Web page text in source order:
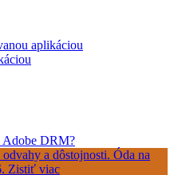
aplikáciou
Adobe DRM?